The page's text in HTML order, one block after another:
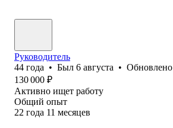
Руководитель
44 года • Был 6 августа • Обновлено
130 000 ₽
Активно ищет работу
Общий опыт
22 года 11 месяцев